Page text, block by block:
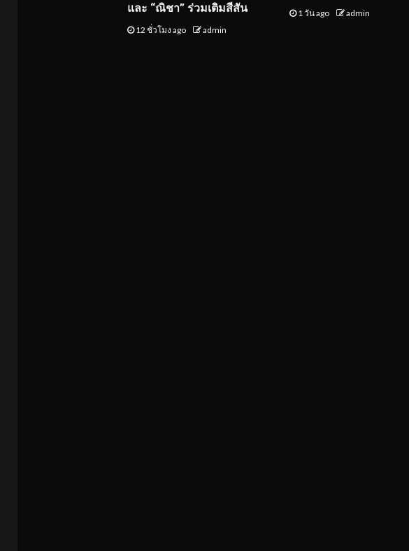
และ “ณิชา” ร่วมเติมสีสัน
12 ชั่วโมง ago admin
1 วัน ago admin